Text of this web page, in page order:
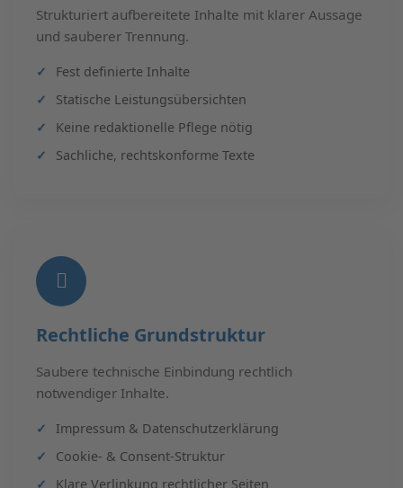
Strukturiert aufbereitete Inhalte mit klarer Aussage
und sauberer Trennung.
Fest definierte Inhalte
Statische Leistungsübersichten
Keine redaktionelle Pflege nötig
Sachliche, rechtskonforme Texte
Rechtliche Grundstruktur
Saubere technische Einbindung rechtlich
notwendiger Inhalte.
Impressum & Datenschutzerklärung
Cookie- & Consent-Struktur
Klare Verlinkung rechtlicher Seiten